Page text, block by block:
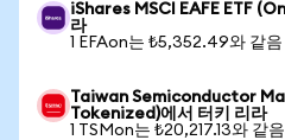
iShares MSCI EAFE ETF
라
1 EFAon는 ₺5,352.49와 같음
Taiwan Semiconductor
Tokenized)에서 터키 리라
1 TSMon는 ₺20,217.13와 같음